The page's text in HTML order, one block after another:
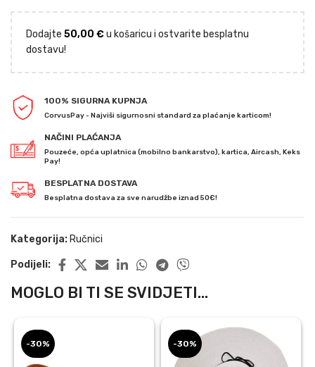
Dodajte 50,00 € u košaricu i ostvarite besplatnu
dostavu!
100% SIGURNA KUPNJA
CorvusPay - Najviši sigurnosni standard za plaćanje karticom!
NAČINI PLAĆANJA
Pouzeće, opća uplatnica (mobilno bankarstvo), kartica, Aircash, Keks
Pay!
BESPLATNA DOSTAVA
Besplatna dostava za sve narudžbe iznad 50€!
Kategorija: Ručnici
Podijeli:
MOGLO BI TI SE SVIDJETI...
-30% -30%